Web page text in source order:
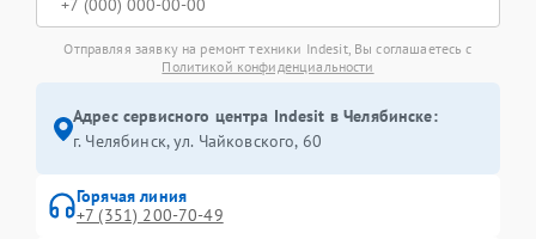
Отправляя заявку на ремонт техники Indesit, Вы соглашаетесь с
Политикой конфиденциальности
Адрес сервисного центра Indesit в Челябинске:
г. Челябинск, ул. Чайковского, 60
Горячая линия
+7 (351) 200-70-49